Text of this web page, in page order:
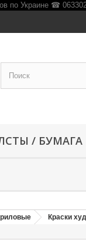
/ БУМАГА
Краски